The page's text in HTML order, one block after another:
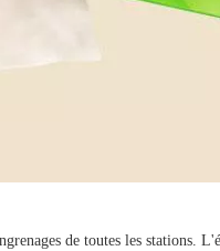
de toutes les stations.